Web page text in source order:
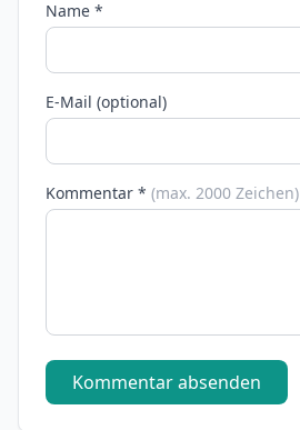
Name *
E-Mail (optional)
Kommentar * (max. 2000 Zeichen)
Kommentar absenden